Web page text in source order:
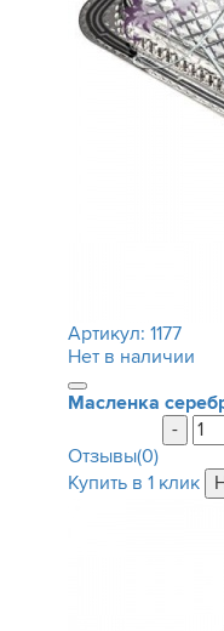
Артикул: 1177
Нет в наличии
Масленка
-
Отзывы(0)
Купить в 1 клик